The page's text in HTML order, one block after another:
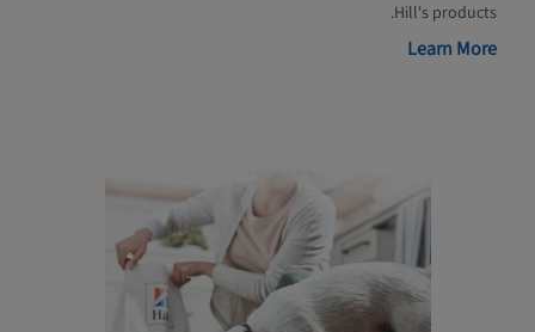
Hill's products.
Learn More